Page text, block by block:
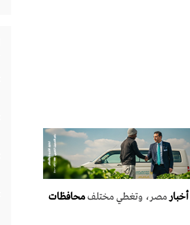
أخبارمصر، وتغطي مختلفمحافظات